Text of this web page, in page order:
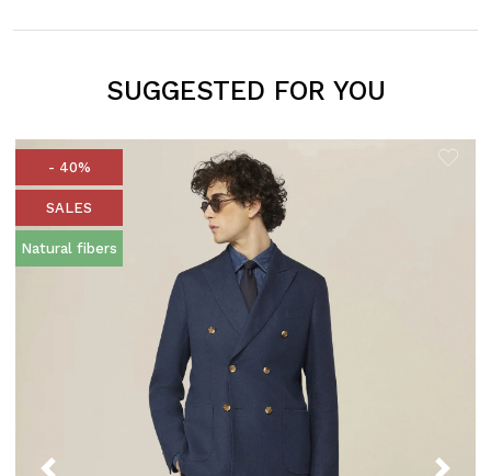
SUGGESTED FOR YOU
- 40%
SALES
Natural fibers